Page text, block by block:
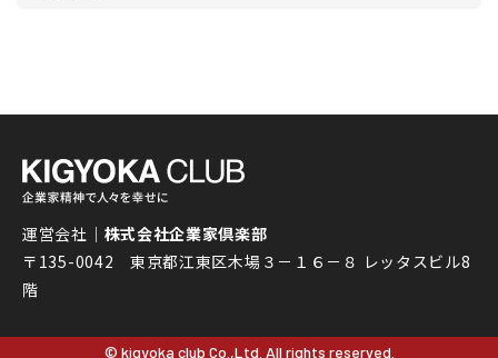
運営会社｜ 株式会社企業家倶楽部
〒135-0042 東京都江東区木場３－１６－８ レッタスビル8
階
© kigyoka club Co.,Ltd. All rights reserved.